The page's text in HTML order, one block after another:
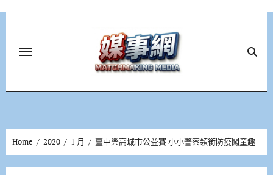
Home 2020 1 月 臺中樂高城市公益賽 小小警察領銜防疫闖童趣